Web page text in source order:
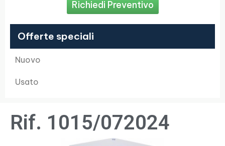
Richiedi Preventivo
Offerte speciali
Nuovo
Usato
Rif. 1015/072024